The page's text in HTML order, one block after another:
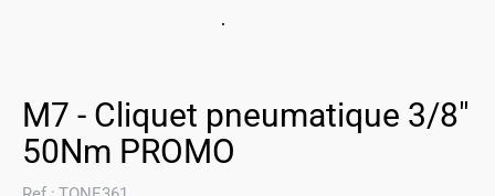
M7 - Cliquet pneumatique 3/8"
50Nm PROMO